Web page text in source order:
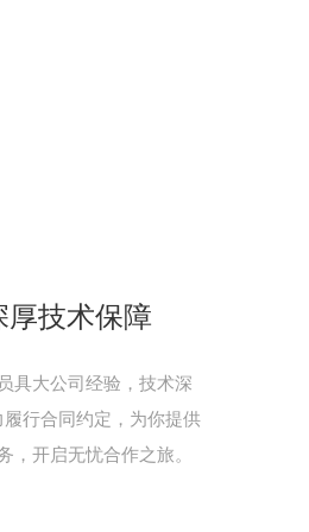
厚技术保障
具大公司经验，技术深
履行合同约定，为你提供
，开启无忧合作之旅。